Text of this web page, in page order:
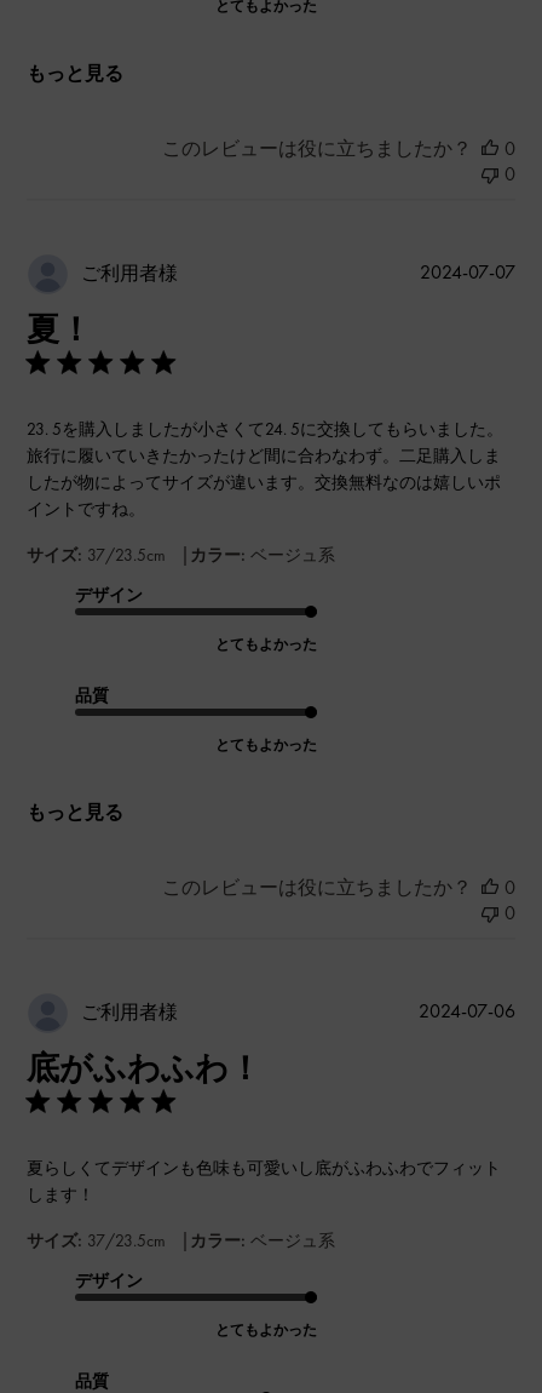
とてもよかった
もっと見る
このレビューは役に立ちましたか？
0
0
ご利用者様
夏！
23. 5を購入しましたが小さくて24. 5に交換してもらいました。
旅行に履いていきたかったけど間に合わなわず。二足購入しま
したが物によってサイズが違います。交換無料なのは嬉しいポ
イントですね。
サイズ: 37/23.5cm | カラー: ベージュ系
デザイン
とてもよかった
品質
とてもよかった
もっと見る
公
2024-07-07
このレビューは役に立ちましたか？
0
0
ご利用者様
底がふわふわ！
夏らしくてデザインも色味も可愛いし底がふわふわでフィット
します！
サイズ: 37/23.5cm | カラー: ベージュ系
デザイン
とてもよかった
品質
公
2024-07-06